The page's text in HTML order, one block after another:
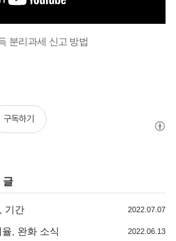
분리과세 신고 방법
구독하기
글
기간 2022.07.07
, 완화 소식 2022.06.13